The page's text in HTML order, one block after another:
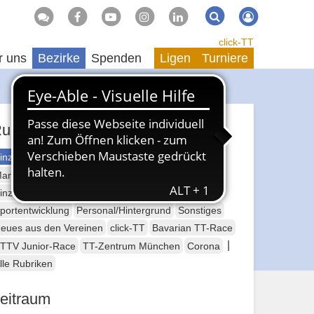
Suche Suchen
uns Bezirke Spenden
click-TT
Ligen Turniere
Erwachsene
Erwachsene
Jugend
Mannschaftssport Jugend
Personal/Hintergrund
Sonstiges
aus den Vereinen
click-TT
Bavarian TT-Race
Junior-Race
TT-Zentrum München Corona
Rubriken